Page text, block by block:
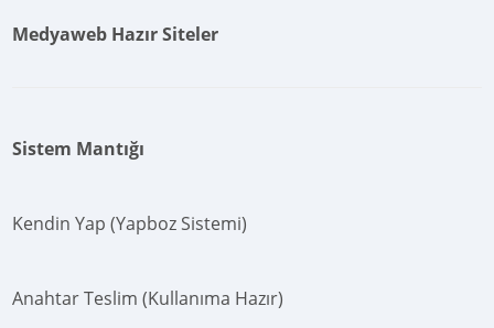
Medyaweb Hazır Siteler
Sistem Mantığı
Kendin Yap (Yapboz Sistemi)
Anahtar Teslim (Kullanıma Hazır)